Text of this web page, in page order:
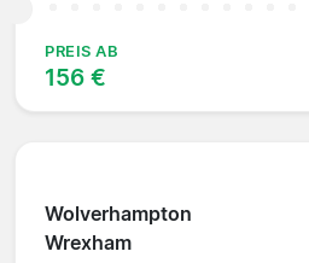
PREIS AB
156 €
Wolverhampton
Wrexham